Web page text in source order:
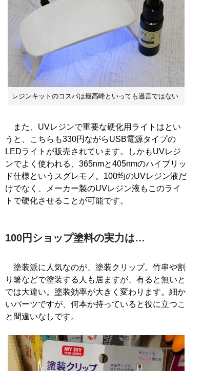
レジンキットのコスパは最高峰といっても過言ではない
また、UVレジンで重要な硬化用ライトはとい
うと、こちらも330円ながらUSB電源タイプの
LEDライトが販売されています。しかもUVレジ
ンでよく使われる、365nmと405nmのハイブリッ
ド仕様というスグレモノ。100均のUVレジン液だ
けでなく、メーカー製のUVレジン液もこのライ
トで硬化させることが可能です。
100円ショップ塗料の実力は…
塗装派に人気なのが、塗装クリップ。竹串や割
り箸などで塗装する人も居ますが、有ると無いと
では大違い。塗装効率が大きく変わります。細か
いパーツですが、何本か持っていると役に立つこ
と間違いなしです。